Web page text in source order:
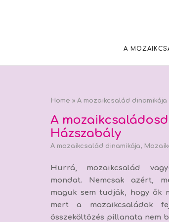
A
Home » A mozaikcsalád dinamikája
A
Házszabály
A mozaikcsalád dinamikája,
Hurrá, mozaikcsalád
mondat. Nemcsak azért,
maguk sem tudják, hogy ők
merta mozaikcsaládok
összeköltözés pillanata nem